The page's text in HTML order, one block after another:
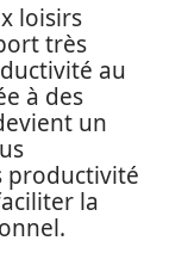
loisirs
très
au
à des
un
productivité
la